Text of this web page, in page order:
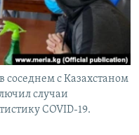
соседнем с Казахстаном
случаи
COVID-19.